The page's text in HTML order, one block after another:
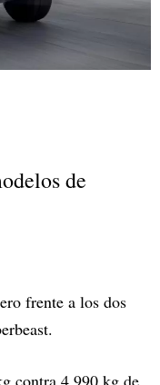
de
frente a los dos
contra 4.990 kg de